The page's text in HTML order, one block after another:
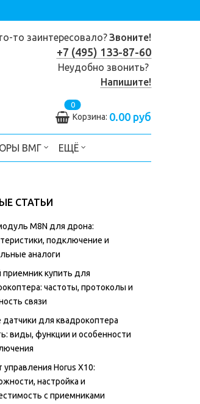
то заинтересовало?Звоните!
+7 (495) 133-87-60
Неудобно звонить?
Напишите!
0
Корзина: 0.00 руб
ВМГ ЕЩЁ
СТАТЬИ
M8N для дрона:
подключение и
аналоги
приемник купить для
частоты, протоколы и
связи
датчики для квадрокоптера
виды, функции и особенности
управления Horus X10:
настройка и
с приемниками